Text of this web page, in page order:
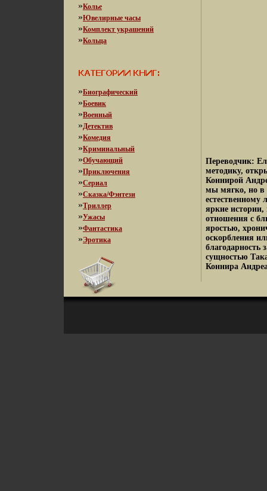
»Колье
»Ювелирные часы
»Комплект украшений
»Кольца
»Биографический
»Боевик
»Военный
»Детектив
»Комедия
»Криминальный
»Обучающий
»Приключения
»Сериал
»Сказка/Фэнтези
»Триллер
»Ужасы
»Фантастика
»Эротика
Переводчик:
методику,
Коннирой
мы мягко, но в
естественному
яркие
отношения с
яростью,
оскорбления
благодарность
сущностью
Коннира